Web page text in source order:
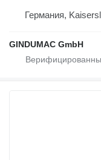
Германия,
GINDUMAC GmbH